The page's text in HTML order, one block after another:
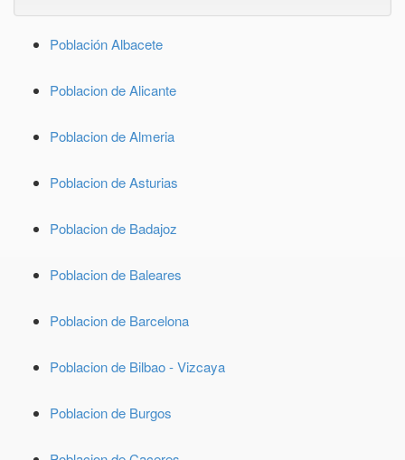
Población Albacete
Poblacion de Alicante
Poblacion de Almeria
Poblacion de Asturias
Poblacion de Badajoz
Poblacion de Baleares
Poblacion de Barcelona
Poblacion de Bilbao - Vizcaya
Poblacion de Burgos